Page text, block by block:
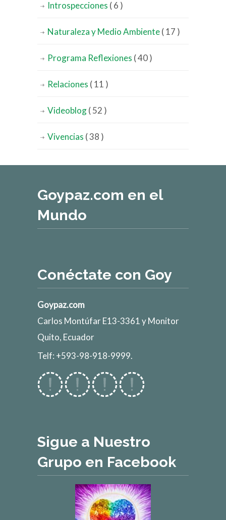
Introspecciones ( 6 )
Naturaleza y Medio Ambiente( 17 )
Programa Reflexiones ( 40 )
Relaciones ( 11 )
Videoblog( 52 )
Vivencias ( 38 )
Goypaz.com en el
Mundo
Conéctate con Goy
Goypaz.com
Carlos Montúfar E13-3361 y Monitor
Quito, Ecuador
Telf: +593-98-918-9999.
Sigue a Nuestro
Grupo en Facebook